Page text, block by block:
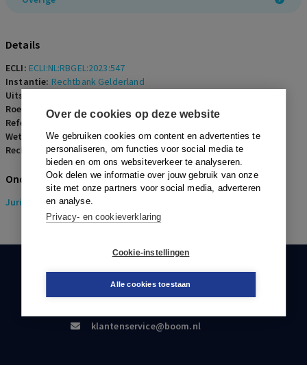
Over de cookies op deze website
We gebruiken cookies om content en advertenties te
personaliseren, om functies voor social media te
bieden en om ons websiteverkeer te analyseren.
Ook delen we informatie over jouw gebruik van onze
site met onze partners voor social media, adverteren
en analyse.
Privacy- en cookieverklaring
Cookie-instellingen
Alle cookies toestaan
Details
ECLI: ECLI:NL:RBGEL:2023:547
Instantie: Rechtbank Gelderland
Uitspraakdatum:
Roepnaam:ECLI:NL:RBGEL:2023:547
Referentienummer:
ERF-2023-0078
Wetsartikelen:
Rechters:J.T.G. Roovers
Onderwerpen
Juridisch> Erfrecht
KLANTENSERVICE
088-0301000
klantenservice@boom.nl